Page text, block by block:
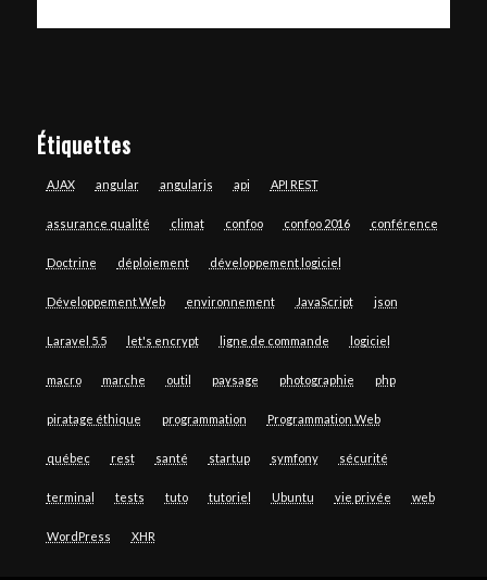
Étiquettes
AJAX angular angularjs api API REST
assurance qualité climat confoo confoo 2016 conférence
Doctrine déploiement développement logiciel
Développement Web environnement JavaScript json
Laravel 5.5 let's encrypt ligne de commande logiciel
macro marche outil paysage photographie php
piratage éthique programmation Programmation Web
québec rest santé startup symfony sécurité
terminal tests tuto tutoriel Ubuntu vie privée web
WordPress XHR